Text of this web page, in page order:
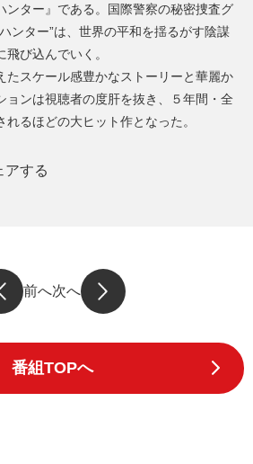
ンター』である。国際警察の秘密捜査グ
ンター”は、世界の平和を揺るがす陰謀
び込んでいく。
たスケール感豊かなストーリーと華麗か
ョンは視聴者の度肝を抜き、５年間・全
れるほどの大ヒット作となった。
アする
前へ次へ
番組TOPへ